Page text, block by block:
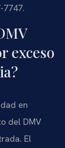
7747.
exceso
en
del DMV
El